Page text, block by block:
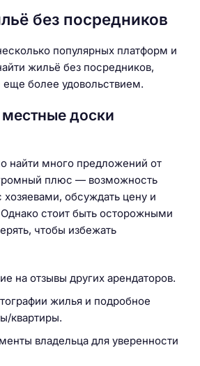
без посредников
популярных платформ и
жильё без посредников,
еще более удовольствием.
доски
найти много предложений от
плюс — возможность
обсуждать цену и
стоит быть осторожными
чтобы избежать
на отзывы других арендаторов.
жилья и подробное
квартиры.
владельца для уверенности